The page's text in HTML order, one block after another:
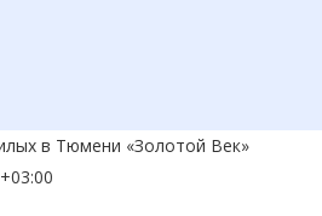
в Тюмени «Золотой Век»